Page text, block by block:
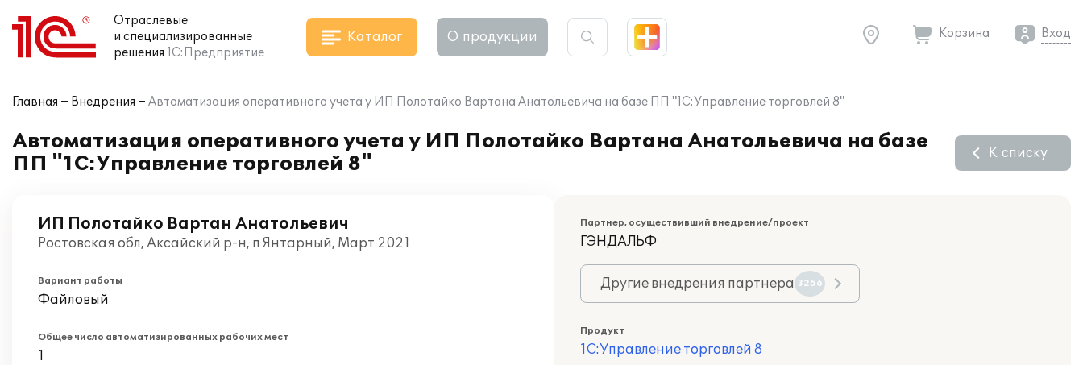
Отраслевые
и специализированные
решения 1С:Предприятие
Каталог О продукции Корзина Вход
Главная Внедрения Автоматизация оперативного учета у ИП Полотайко Вартана Анатольевича на базе ПП "1С:Управление торговлей 8"
Автоматизация оперативного учета у ИП Полотайко Вартана Анатольевича на базе
ПП "1С:Управление торговлей 8"
К списку
ИП Полотайко Вартан Анатольевич
Ростовская обл, Аксайский р-н, п Янтарный, Март 2021
Вариант работы
Файловый
Общее число автоматизированных рабочих мест
1
Партнер, осуществивший внедрение/проект
ГЭНДАЛЬФ
Другие внедрения партнера 3256
Продукт
1С:Управление торговлей 8